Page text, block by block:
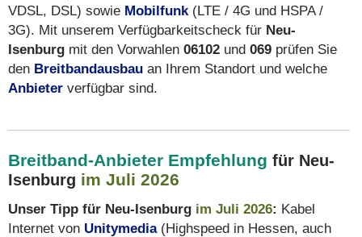
VDSL, DSL) sowie Mobilfunk(LTE / 4G und HSPA /
3G). Mit unserem Verfügbarkeitscheck für Neu-
Isenburg mit den Vorwahlen 06102 und 069 prüfen Sie
den Breitbandausbau an Ihrem Standort und welche
Anbieter verfügbar sind.
Breitband-Anbieter Empfehlung für Neu-
Isenburg im Juli 2026
Unser Tipp für Neu-Isenburg im Juli 2026: Kabel
Internet von Unitymedia(Highspeed in Hessen, auch